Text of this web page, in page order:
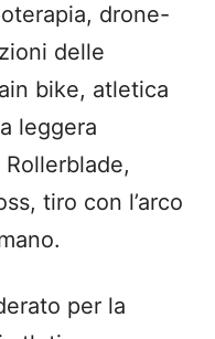
, drone-
delle
ain bike, atletica
leggera
tiro con l’arco
ano.
per la